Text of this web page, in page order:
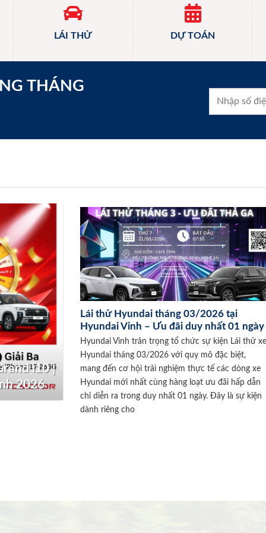
LÁI THỬ DỰ TOÁN
THÁNG
i10 |
2026
Lái thử Hyundai tháng 03/2026 tại
Hyundai Vinh – Ưu đãi duy nhất 01 ngày
Hyundai Vinh trân trọng tổ chức sự kiện Lái thử
Hyundai tháng 03/2026 với quy mô đặc biệt,
mang đến cơ hội trải nghiệm thực tế các dòng xe
Hyundai mới nhất cùng hàng loạt ưu đãi hấp dẫn
chỉ diễn ra trong duy nhất 01 ngày. Đây là sự kiện
dành riêng cho